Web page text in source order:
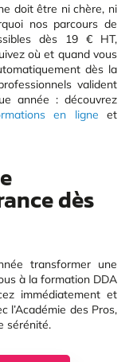
doit être ni chère, ni
nos parcours de
dès 19 € HT,
où et quand vous
dès la
valident
année : découvrez
en ligne et
dès
transformer une
à la formation DDA
immédiatement et
l’Académie des Pros,
sérénité.